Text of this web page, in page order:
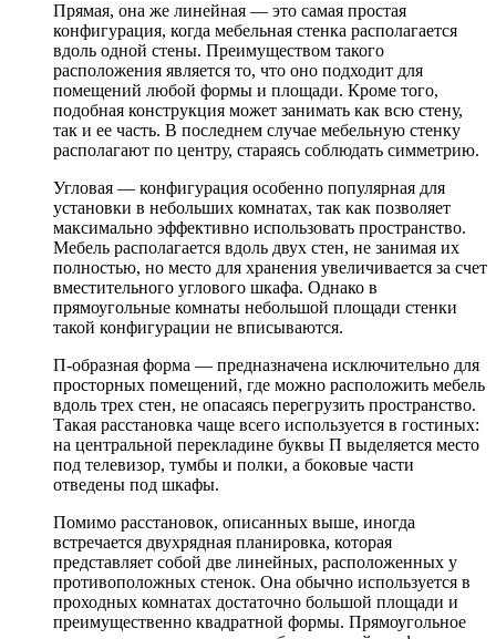
Прямая, она же линейная — это самая простая
конфигурация, когда мебельная стенка располагается
вдоль одной стены. Преимуществом такого
расположения является то, что оно подходит для
помещений любой формы и площади. Кроме того,
подобная конструкция может занимать как всю стену,
так и ее часть. В последнем случае мебельную стенку
располагают по центру, стараясь соблюдать симметрию.
Угловая — конфигурация особенно популярная для
установки в небольших комнатах, так как позволяет
максимально эффективно использовать пространство.
Мебель располагается вдоль двух стен, не занимая их
полностью, но место для хранения увеличивается за счет
вместительного углового шкафа. Однако в
прямоугольные комнаты небольшой площади стенки
такой конфигурации не вписываются.
П-образная форма — предназначена исключительно для
просторных помещений, где можно расположить мебель
вдоль трех стен, не опасаясь перегрузить пространство.
Такая расстановка чаще всего используется в гостиных:
на центральной перекладине буквы П выделяется место
под телевизор, тумбы и полки, а боковые части
отведены под шкафы.
Помимо расстановок, описанных выше, иногда
встречается двухрядная планировка, которая
представляет собой две линейных, расположенных у
противоположных стенок. Она обычно используется в
проходных комнатах достаточно большой площади и
преимущественно квадратной формы. Прямоугольное